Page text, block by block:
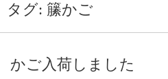
タグ: 籘かご
かご入荷しました